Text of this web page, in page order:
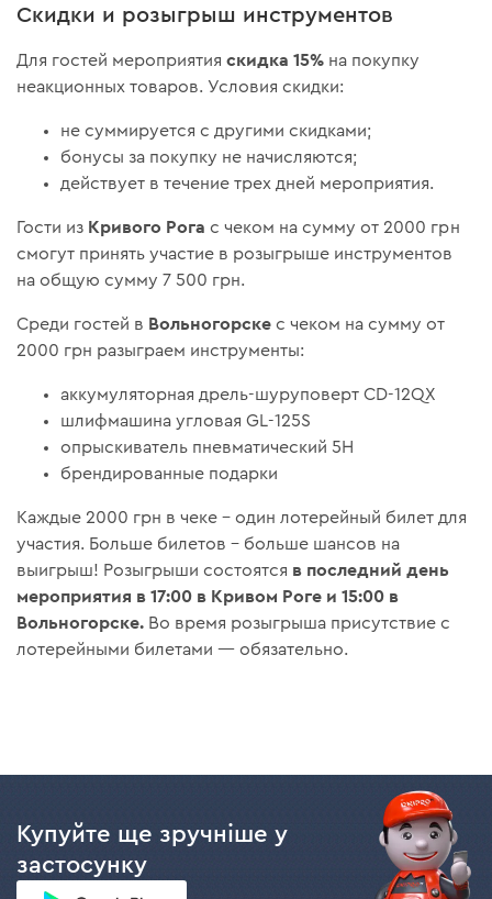
Скидки и розыгрыш инструментов
Для гостей мероприятияскидка 15% на покупку
неакционных товаров. Условия скидки:
не суммируется с другими скидками;
бонусы за покупку не начисляются;
действует в течение трех дней мероприятия.
Гости из Кривого Рогас чеком на сумму от 2000 грн
смогут принять участие в розыгрыше инструментов
на общую сумму 7 500 грн.
Среди гостей в Вольногорске с чеком на сумму от
2000 грн разыграем инструменты:
аккумуляторная дрель-шуруповерт CD-12QX
шлифмашина угловая GL-125S
опрыскиватель пневматический 5H
брендированные подарки
Каждые 2000 грн в чеке – один лотерейный билет для
участия. Больше билетов – больше шансов на
выигрыш! Розыгрыши состоятся в последний день
мероприятия в 17:00 в Кривом Роге и 15:00 в
Вольногорске. Во время розыгрыша присутствие с
лотерейными билетами — обязательно.
Купуйте ще зручніше у
застосунку